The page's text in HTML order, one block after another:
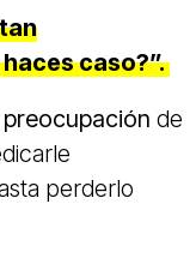
caso?”.
preocupación de
perderlo